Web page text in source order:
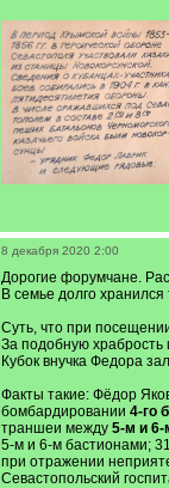
8 декабря 2020 2:00
Дорогие форумчане.
В семье долго
Суть, что при
За подобную храбрость
Кубок внучка Федора
Факты такие: Фёдор
бомбардировании 4-го
траншеи между 5-м и 6-
5-м и 6-м бастионами;
при отражении
Севастопольский